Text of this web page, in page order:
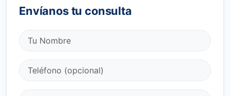
Envíanos tu consulta